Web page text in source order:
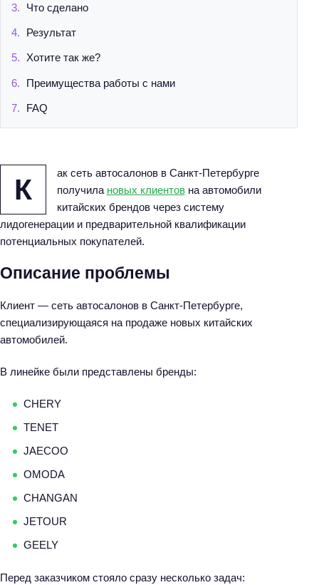
К
ак сеть автосалонов в Санкт-Петербурге
получила новых клиентовна автомобили
китайских брендов через систему
лидогенерации и предварительной квалификации
потенциальных покупателей.
Описание проблемы
Клиент — сеть автосалонов в Санкт-Петербурге,
специализирующаяся на продаже новых китайских
автомобилей.
В линейке были представлены бренды:
CHERY
TENET
JAECOO
OMODA
CHANGAN
JETOUR
GEELY
Перед заказчиком стояло сразу несколько задач:
Что сделано
Результат
Хотите так же?
Преимущества работы с нами
FAQ